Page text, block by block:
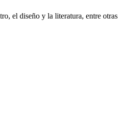
el diseño y la literatura, entre otras